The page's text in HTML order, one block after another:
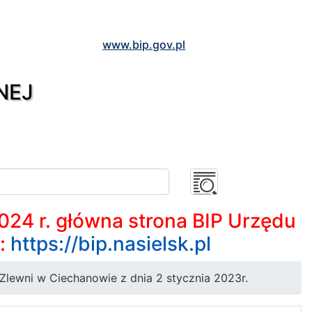
www.bip.gov.pl
r. główna strona BIP Urzędu
https://bip.nasielsk.pl
w Ciechanowie z dnia 2 stycznia 2023r.